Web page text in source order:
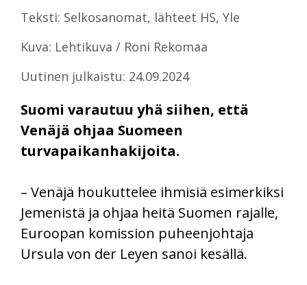
Teksti: Selkosanomat, lähteet HS, Yle
Kuva: Lehtikuva / Roni Rekomaa
Uutinen julkaistu: 24.09.2024
Suomi varautuu yhä siihen, että
Venäjä ohjaa Suomeen
turvapaikanhakijoita.
– Venäjä houkuttelee ihmisiä esimerkiksi
Jemenistä ja ohjaa heitä Suomen rajalle,
Euroopan komission puheenjohtaja
Ursula von der Leyen sanoi kesällä.